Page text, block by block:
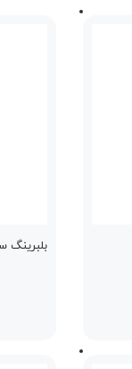
بلبرینگ